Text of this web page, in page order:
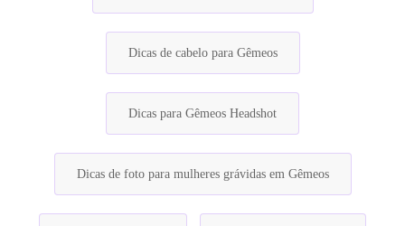
Dicas de cabelo para Gêmeos
Dicas para Gêmeos Headshot
Dicas de foto para mulheres grávidas em Gêmeos